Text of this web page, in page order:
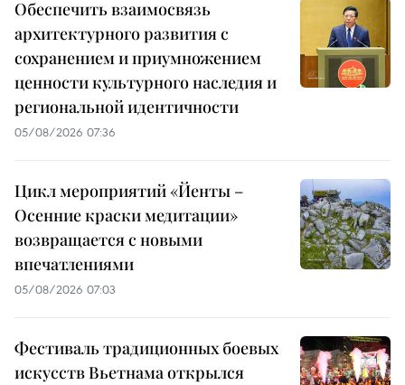
Обеспечить взаимосвязь
архитектурного развития с
сохранением и приумножением
ценности культурного наследия и
региональной идентичности
05/08/2026 07:36
Цикл мероприятий «Йенты –
Осенние краски медитации»
возвращается с новыми
впечатлениями
05/08/2026 07:03
Фестиваль традиционных боевых
искусств Вьетнама открылся